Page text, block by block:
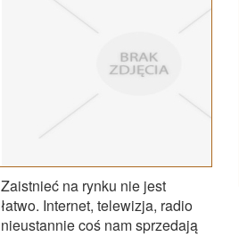
Zaistnieć na rynku nie jest
łatwo. Internet, telewizja, radio
nieustannie coś nam sprzedają